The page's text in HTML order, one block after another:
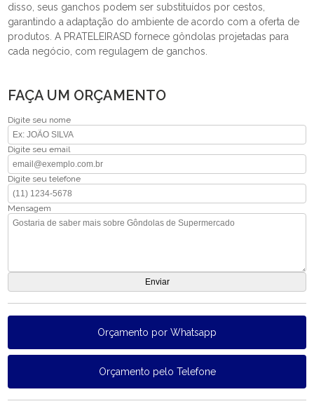
disso, seus ganchos podem ser substituídos por cestos,
garantindo a adaptação do ambiente de acordo com a oferta de
produtos. A PRATELEIRASD fornece gôndolas projetadas para
cada negócio, com regulagem de ganchos.
FAÇA UM ORÇAMENTO
Digite seu nome
Digite seu email
Digite seu telefone
Mensagem
Orçamento por Whatsapp
Orçamento pelo Telefone